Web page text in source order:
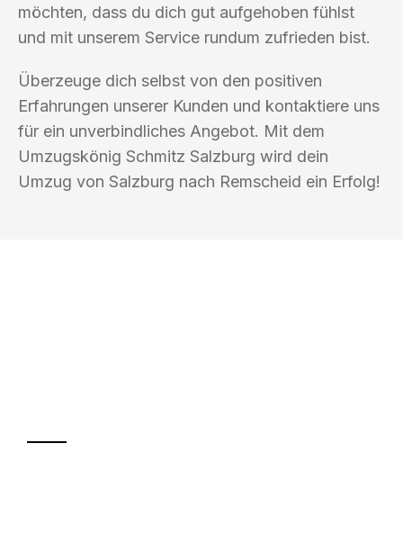
möchten, dass du dich gut aufgehoben fühlst
und mit unserem Service rundum zufrieden bist.
Überzeuge dich selbst von den positiven
Erfahrungen unserer Kunden und kontaktiere uns
für ein unverbindliches Angebot. Mit dem
Umzugskönig Schmitz Salzburg wird dein
Umzug von Salzburg nach Remscheid ein Erfolg!